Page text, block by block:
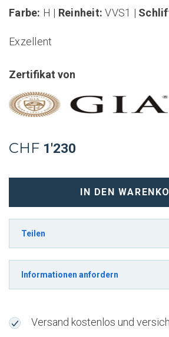
Farbe: H | Reinheit: VVS1 |
Exzellent
Zertifikat von
CHF 1'230
0.36
Karat
H
VVS1
Ring
IN DEN
Teilen
Informationen anfordern
Versand kostenlos und